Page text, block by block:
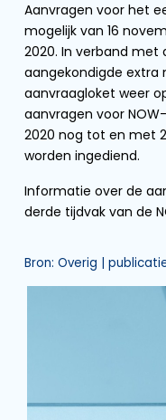
Aanvragen voor het
mogelijk van 16
2020. In verband met
aangekondigde extra
aanvraagloket weer
aanvragen voor
2020 nog tot en met
worden ingediend.
Informatie over de
derde tijdvak van de
Bron: Overig |